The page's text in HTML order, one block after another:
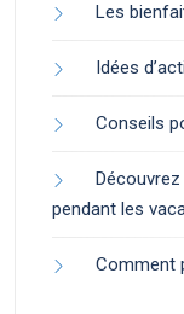
Les
Idées
Conseils
pendant les
Comment